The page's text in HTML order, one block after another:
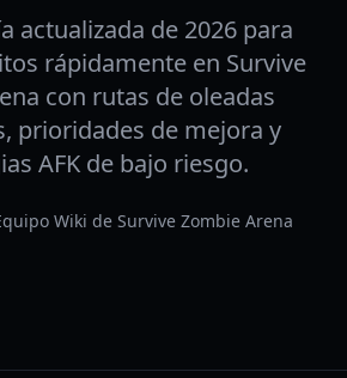
actualizada de 2026 para
rápidamente en Survive
con rutas de oleadas
prioridades de mejora y
AFK de bajo riesgo.
Wiki de Survive Zombie Arena